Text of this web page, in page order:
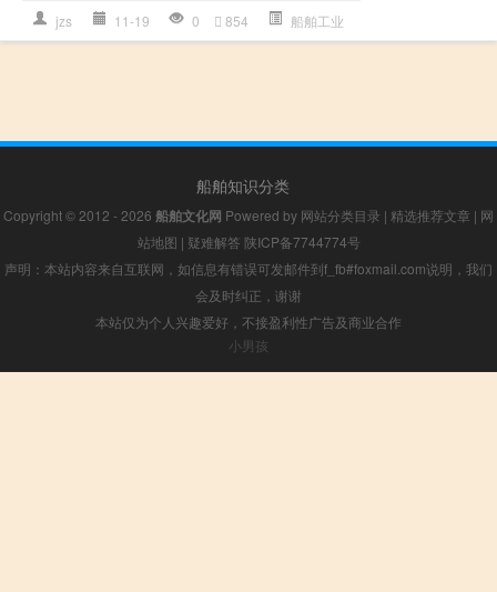
jzs 11-19 0 854 船舶工业
船舶知识分类
Copyright © 2012 - 2026 船舶文化网 Powered by 网站分类目录 | 精选推荐文章 | 网
站地图 | 疑难解答 陕ICP备7744774号
声明：本站内容来自互联网，如信息有错误可发邮件到f_fb#foxmail.com说明，我们
会及时纠正，谢谢
本站仅为个人兴趣爱好，不接盈利性广告及商业合作
小男孩